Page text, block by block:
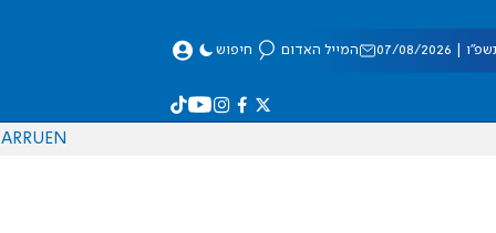
08/2026 המייל האדום חיפוש
EN
RU
AR